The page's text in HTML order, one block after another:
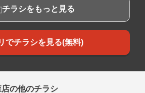
チラシをもっと見る
でチラシを見る(無料)
の他のチラシ